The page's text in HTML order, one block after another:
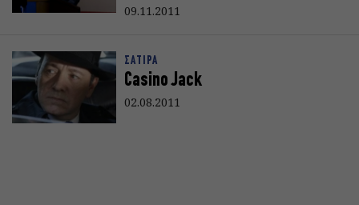
09.11.2011
ΣΑΤΙΡΑ
Casino Jack
02.08.2011